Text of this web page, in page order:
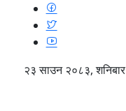
२३ साउन २०८३, शनिबार